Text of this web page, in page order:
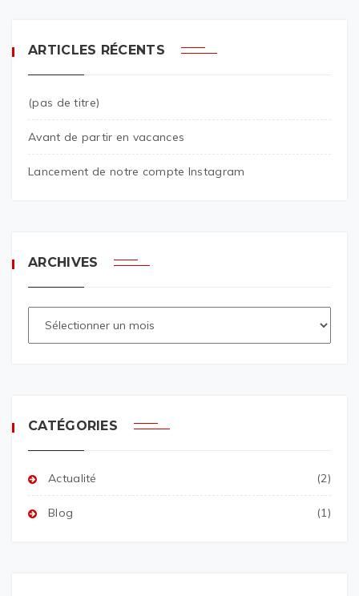
ARTICLES RÉCENTS
(pas de titre)
Avant de partir en vacances
Lancement de notre compte Instagram
ARCHIVES
CATÉGORIES
Actualité (2)
Blog (1)